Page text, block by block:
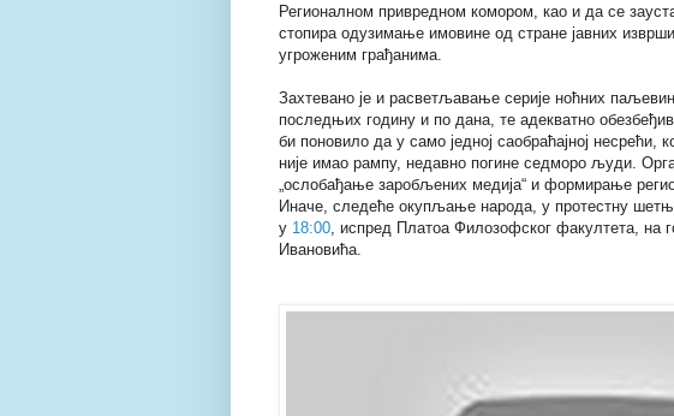
Регионалном привредном комором, као и да се
стопира одузимање имовине од стране јавних
угроженим грађанима.
Захтевано је и расветљавање серије ноћних
последњих годину и по дана, те адекватно
би поновило да у само једној саобраћајној
није имао рампу, недавно погине седморо људи.
„ослобађање заробљених медија“ и формирање
Иначе, следеће окупљање народа, у протестну
у 18:00 , испред Платоа Филозофског факултета, на
Ивановића.